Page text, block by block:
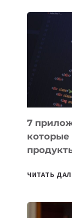
7
которые
ЧИТАТЬ